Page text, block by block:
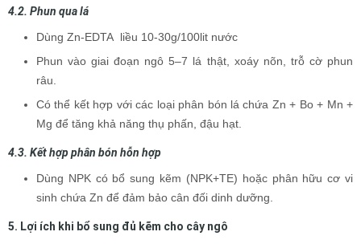
4.2. Phun qua lá
Dùng Zn-EDTA liều 10-30g/100lit nước
Phun vào giai đoạn ngô 5–7 lá thật, xoáy nõn, trỗ cờ phun
râu.
Có thể kết hợp với các loại phân bón lá chứa Zn + Bo + Mn +
Mg để tăng khả năng thụ phấn, đậu hạt.
4.3. Kết hợp phân bón hỗn hợp
Dùng NPK có bổ sung kẽm (NPK+TE) hoặc phân hữu cơ vi
sinh chứa Zn để đảm bảo cân đối dinh dưỡng.
5. Lợi ích khi bổ sung đủ kẽm cho cây ngô